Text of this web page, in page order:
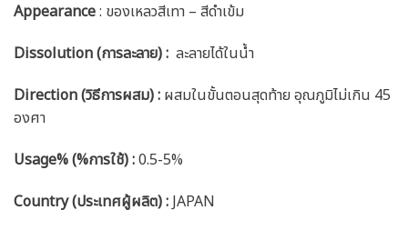
Appearance: ของเหลวสีเทา – สีดำเข้ม
Dissolution (การละลาย) : ละลายได้ในน้ำ
Direction (วิธีการผสม) : ผสมในขั้นตอนสุดท้าย อุณภูมิไม่เกิน 45
องศา
Usage% (%การใช้) :0.5-5%
Country (ประเทศผู้ผลิต) : JAPAN